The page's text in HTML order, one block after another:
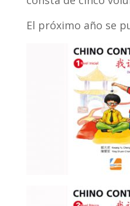
El próximo año se